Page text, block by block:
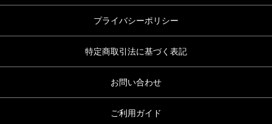
プライバシーポリシー
特定商取引法に基づく表記
お問い合わせ
ご利用ガイド